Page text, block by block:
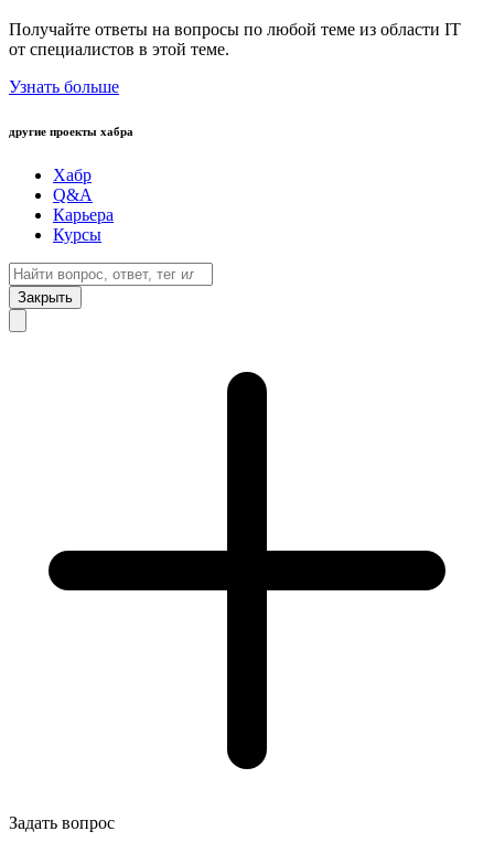
Получайте ответы на вопросы по любой теме из области IT
от специалистов в этой теме.
Узнать больше
другие проекты хабра
Хабр
Q&A
Карьера
Курсы
Закрыть
Задать вопрос